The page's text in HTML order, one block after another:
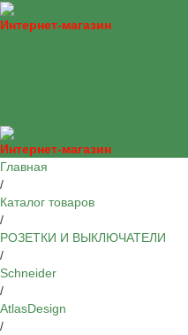
Интернет-магазин
Интернет-магазин
Главная
/
Каталог товаров
/
РОЗЕТКИ И ВЫКЛЮЧАТЕЛИ
/
Schneider
/
AtlasDesign
/